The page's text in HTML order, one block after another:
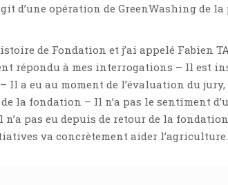
d’une opération de GreenWashing de
de Fondation et j’ai appelé Fabien
répondu à mes interrogations – Il est
a eu au moment de l’évaluation du jury,
la fondation – Il n’a pas le sentiment
pas eu depuis de retour de la
va concrètement aider l’agriculture.